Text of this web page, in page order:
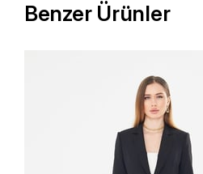
Benzer Ürünler